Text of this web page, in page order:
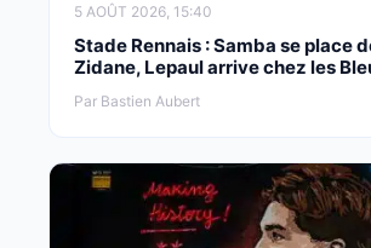
5 AOÛT 2026, 15:40
Stade Rennais : Samba se place
Zidane, Lepaul arrive chez les
Par Bastien Aubert